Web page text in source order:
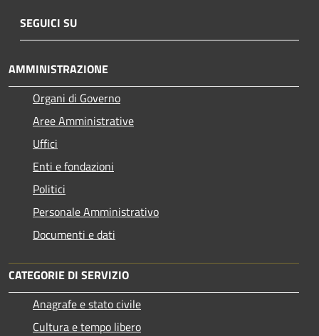
SEGUICI SU
AMMINISTRAZIONE
Organi di Governo
Aree Amministrative
Uffici
Enti e fondazioni
Politici
Personale Amministrativo
Documenti e dati
CATEGORIE DI SERVIZIO
Anagrafe e stato civile
Cultura e tempo libero